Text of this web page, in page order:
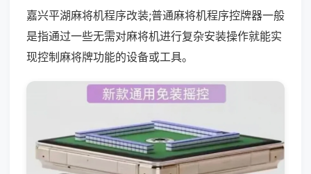
嘉兴平湖麻将机程序改装;普通麻将机程序控牌器一般
是指通过一些无需对麻将机进行复杂安装操作就能实
现控制麻将牌功能的设备或工具。